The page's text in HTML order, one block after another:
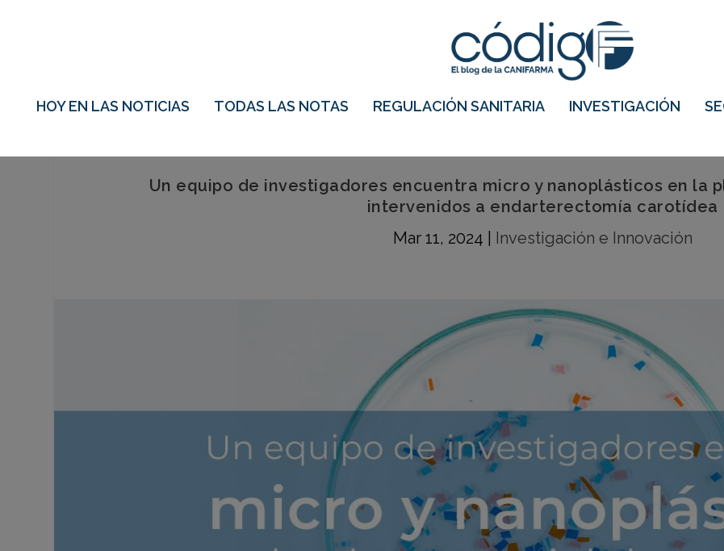
HOY EN LAS NOTICIAS TODAS LAS NOTAS REGULACIÓN SANITARIA INVESTIGACIÓN
Un equipo de investigadores encuentra micro y nanoplásticos en la
intervenidos a endarterectomía carotídea
Mar 11, 2024
Investigación e Innovación